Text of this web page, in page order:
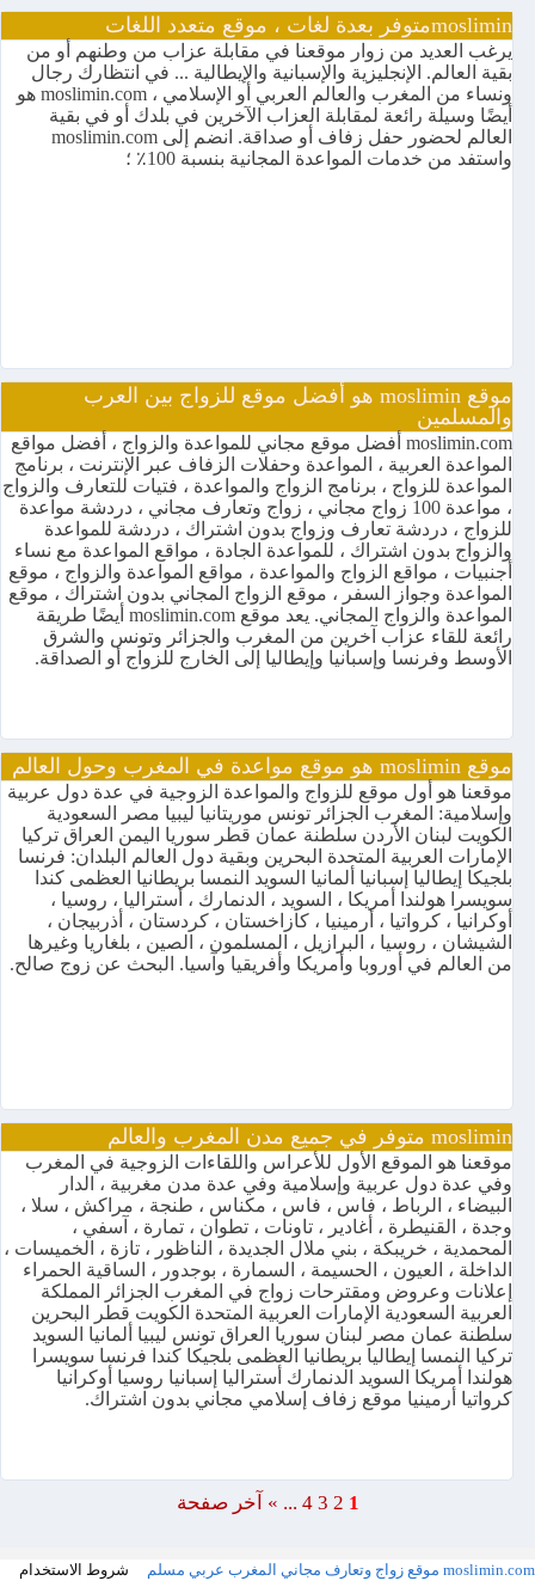
mosliminمتوفر بعدة لغات ، موقع متعدد اللغات
يرغب العديد من زوار موقعنا في مقابلة عزاب من وطنهم أو من
بقية العالم. الإنجليزية والإسبانية والإيطالية ... في انتظارك رجال
ونساء من المغرب والعالم العربي أو الإسلامي ، moslimin.com هو
أيضًا وسيلة رائعة لمقابلة العزاب الآخرين في بلدك أو في بقية
العالم لحضور حفل زفاف أو صداقة. انضم إلى moslimin.com
واستفد من خدمات المواعدة المجانية بنسبة 100٪ ؛
موقع moslimin هو أفضل موقع للزواج بين العرب
والمسلمين
moslimin.com أفضل موقع مجاني للمواعدة والزواج ، أفضل مواقع
المواعدة العربية ، المواعدة وحفلات الزفاف عبر الإنترنت ، برنامج
المواعدة للزواج ، برنامج الزواج والمواعدة ، فتيات للتعارف والزواج
، مواعدة 100 زواج مجاني ، زواج وتعارف مجاني ، دردشة مواعدة
للزواج ، دردشة تعارف وزواج بدون اشتراك ، دردشة للمواعدة
والزواج بدون اشتراك ، للمواعدة الجادة ، مواقع المواعدة مع نساء
أجنبيات ، مواقع الزواج والمواعدة ، مواقع المواعدة والزواج ، موقع
المواعدة وجواز السفر ، موقع الزواج المجاني بدون اشتراك ، موقع
المواعدة والزواج المجاني. يعد موقع moslimin.com أيضًا طريقة
رائعة للقاء عزاب آخرين من المغرب والجزائر وتونس والشرق
الأوسط وفرنسا وإسبانيا وإيطاليا إلى الخارج للزواج أو الصداقة.
موقع moslimin هو موقع مواعدة في المغرب وحول العالم
موقعنا هو أول موقع للزواج والمواعدة الزوجية في عدة دول عربية
وإسلامية: المغرب الجزائر تونس موريتانيا ليبيا مصر السعودية
الكويت لبنان الأردن سلطنة عمان قطر سوريا اليمن العراق تركيا
الإمارات العربية المتحدة البحرين وبقية دول العالم البلدان: فرنسا
بلجيكا إيطاليا إسبانيا ألمانيا السويد النمسا بريطانيا العظمى كندا
سويسرا هولندا أمريكا ، السويد ، الدنمارك ، أستراليا ، روسيا ،
أوكرانيا ، كرواتيا ، أرمينيا ، كازاخستان ، كردستان ، أذربيجان ،
الشيشان ، روسيا ، البرازيل ، المسلمون ، الصين ، بلغاريا وغيرها
من العالم في أوروبا وأمريكا وأفريقيا وآسيا. البحث عن زوج صالح.
moslimin متوفر في جميع مدن المغرب والعالم
موقعنا هو الموقع الأول للأعراس واللقاءات الزوجية في المغرب
وفي عدة دول عربية وإسلامية وفي عدة مدن مغربية ، الدار
البيضاء ، الرباط ، فاس ، فاس ، مكناس ، طنجة ، مراكش ، سلا ،
وجدة ، القنيطرة ، أغادير ، تاونات ، تطوان ، تمارة ، آسفي ،
المحمدية ، خريبكة ، بني ملال الجديدة ، الناظور ، تازة ، الخميسات ،
الداخلة ، العيون ، الحسيمة ، السمارة ، بوجدور ، الساقية الحمراء
إعلانات وعروض ومقترحات زواج في المغرب الجزائر المملكة
العربية السعودية الإمارات العربية المتحدة الكويت قطر البحرين
سلطنة عمان مصر لبنان سوريا العراق تونس ليبيا ألمانيا السويد
تركيا النمسا إيطاليا بريطانيا العظمى بلجيكا كندا فرنسا سويسرا
هولندا أمريكا السويد الدنمارك أستراليا إسبانيا روسيا أوكرانيا
كرواتيا أرمينيا موقع زفاف إسلامي مجاني بدون اشتراك.
1
2
3
4
...
» آخر صفحة
moslimin.com موقع زواج وتعارف مجاني المغرب عربي مسلم شروط الاستخدام